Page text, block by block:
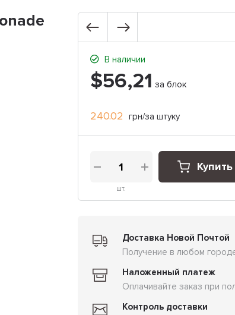
В наличии
$56,21 за блок
240.02 грн/за штуку
шт.
Купить
Доставка Новой Почтой
Получение в любом
Наложенный платеж
Оплачивайте заказ при
Контроль доставки